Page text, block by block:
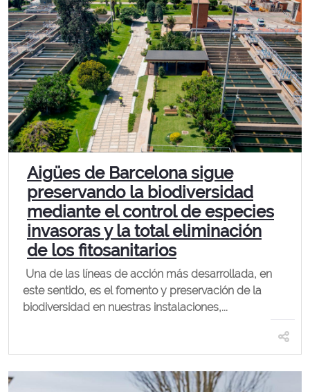
Aigües de Barcelona sigue
preservando la biodiversidad
mediante el control de especies
invasoras y la total eliminación
de los fitosanitarios
Una de las líneas de acción más desarrollada, en
este sentido, es el fomento y preservación de la
biodiversidad en nuestras instalaciones,...